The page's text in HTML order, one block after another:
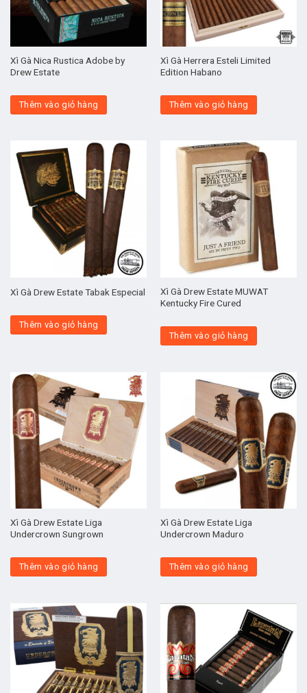
Xì Gà Nica Rustica Adobe by
Drew Estate
Thêm vào giỏ hàng
Xì Gà Herrera Esteli Limited
Edition Habano
Thêm vào giỏ hàng
Xì Gà Drew Estate Tabak Especial
Thêm vào giỏ hàng
Xì Gà Drew Estate MUWAT
Kentucky Fire Cured
Thêm vào giỏ hàng
Xì Gà Drew Estate Liga
Undercrown Sungrown
Thêm vào giỏ hàng
Xì Gà Drew Estate Liga
Undercrown Maduro
Thêm vào giỏ hàng